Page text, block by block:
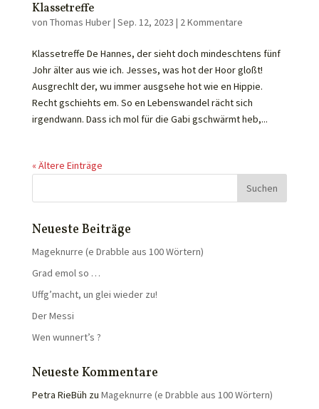
Klassetreffe
von Thomas Huber| Sep. 12, 2023 | 2 Kommentare
Klassetreffe De Hannes, der sieht doch mindeschtens fünf
Johr älter aus wie ich. Jesses, was hot der Hoor gloßt!
Ausgrechlt der, wu immer ausgsehe hot wie en Hippie.
Recht gschiehts em. So en Lebenswandel rächt sich
irgendwann. Dass ich mol für die Gabi gschwärmt heb,...
« Ältere Einträge
Neueste Beiträge
Mageknurre (e Drabble aus 100 Wörtern)
Grad emol so …
Uffg’macht, un glei wieder zu!
Der Messi
Wen wunnert’s ?
Neueste Kommentare
Petra RieBüh zu Mageknurre (e Drabble aus 100 Wörtern)